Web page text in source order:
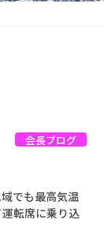
会長ブログ
でも最高気温
転席に乗り込